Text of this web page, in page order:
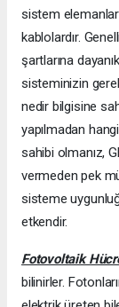
sistem
kablolardır.
şartlarına
sisteminizin
nedir bilgisine
yapılmadan
sahibi olmanız,
vermeden pek
sisteme
etkendir.
Fotovoltaik
bilinirler.